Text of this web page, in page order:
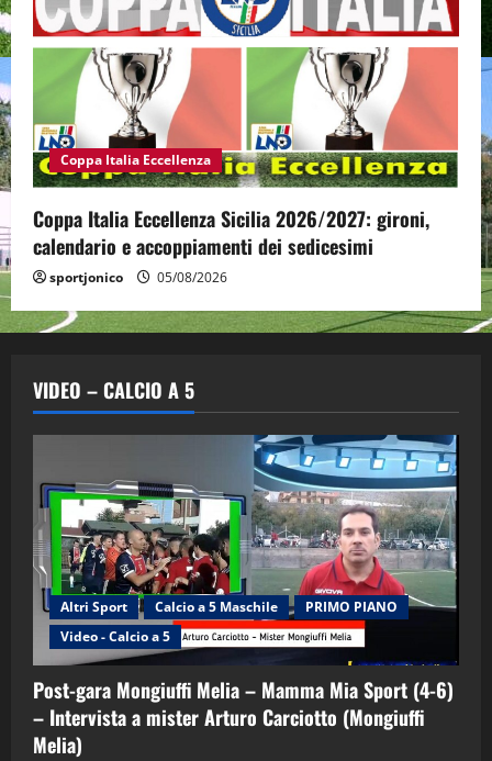
Coppa Italia Eccellenza
Coppa Italia Eccellenza Sicilia 2026/2027: gironi,
calendario e accoppiamenti dei sedicesimi
sportjonico 05/08/2026
VIDEO – CALCIO A 5
Altri Sport Calcio a 5 Maschile
PRIMO PIANO
Video - Calcio a 5
Post-gara Mongiuffi Melia – Mamma Mia Sport (4-6)
– Intervista a mister Arturo Carciotto (Mongiuffi
Melia)